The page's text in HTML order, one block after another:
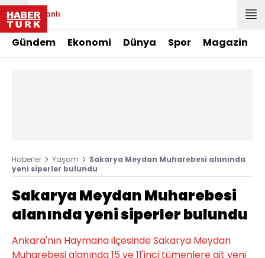
Canlı
Gündem Ekonomi Dünya Spor Magazin
Haberler Yaşam
Sakarya Meydan Muharebesi alanında
yeni siperler bulundu
Sakarya Meydan Muharebesi
alanında yeni siperler bulundu
Ankara'nın Haymana ilçesinde Sakarya Meydan
Muharebesi alanında 15 ve 11'inci tümenlere ait yeni